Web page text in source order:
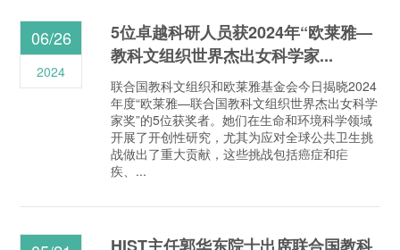
5位卓越科研人员获2024年“欧莱雅—
教科文组织世界杰出女科学家...
联合国教科文组织和欧莱雅基金会今日揭晓2024
年度“欧莱雅—联合国教科文组织世界杰出女科学
家奖”的5位获奖者。她们在生命和环境科学领域
开展了开创性研究，尤其为应对全球公共卫生挑
战做出了重大贡献，这些挑战包括癌症和疟
疾、...
06/26
2024
HIST主任郭华东院士出席联合国教科